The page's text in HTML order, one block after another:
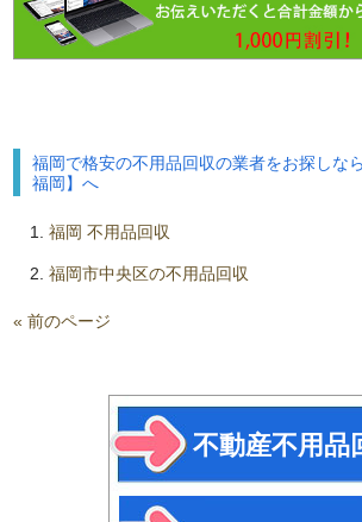
福岡で格安の不用品回収の業者をお探しな
福岡】へ
福岡 不用品回収
福岡市中央区の不用品回収
« 前のページ
不動産不用品